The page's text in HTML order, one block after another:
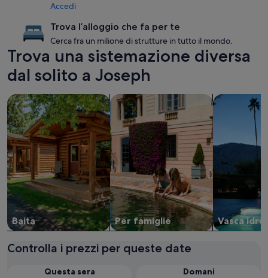
Accedi
Trova l’alloggio che fa per te
Cerca fra un milione di strutture in tutto il mondo.
Trova una sistemazione diversa
dal solito a Joseph
Baita
cerca baite
Per famiglie
cerca strutture per famiglie
Vasca
cerca
Controlla i prezzi per queste date
Questa sera
Domani